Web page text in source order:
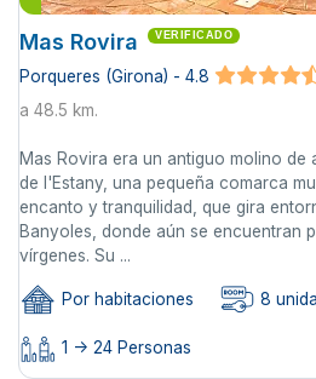
Mas Rovira VERIFICADO
Porqueres (Girona) - 4.8
a 48.5 km.
Mas Rovira era un antiguo molino de
de l'Estany, una pequeña comarca
encanto y tranquilidad, que gira
Banyoles, donde aún se encuentran
vírgenes. Su ...
Por habitaciones 8
1 -> 24 Personas